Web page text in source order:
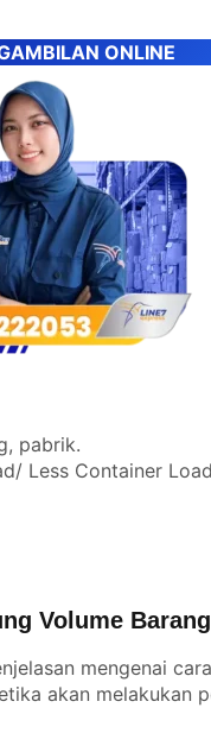
ONLINE
pabrik.
Less Container
Volume Barang
mengenai
akan melakukan